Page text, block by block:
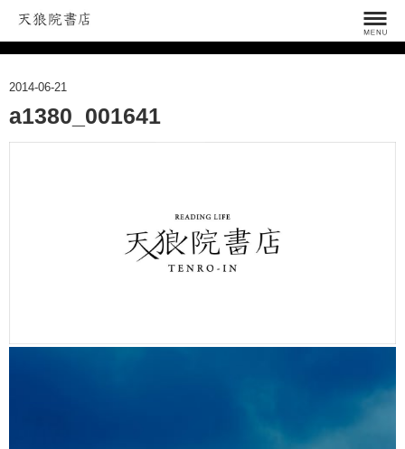
2014-06-21
a1380_001641